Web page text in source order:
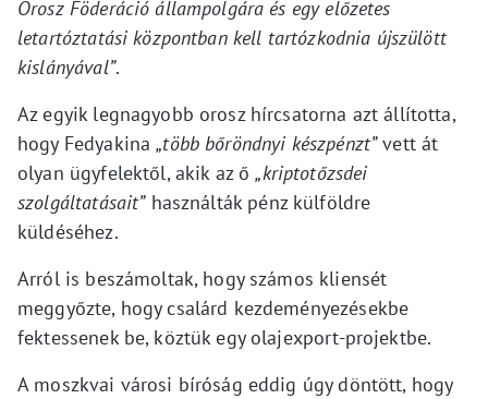
Orosz Föderáció állampolgára és egy előzetes
letartóztatási központban kell tartózkodnia újszülött
kislányával”.
Az egyik legnagyobb orosz hírcsatorna azt állította,
hogy Fedyakina„több bőröndnyi készpénzt”vett át
olyan ügyfelektől, akik az ő„kriptotőzsdei
szolgáltatásait”használták pénz külföldre
küldéséhez.
Arról is beszámoltak, hogy számos kliensét
meggyőzte, hogy csalárd kezdeményezésekbe
fektessenek be, köztük egy olajexport-projektbe.
A moszkvai városi bíróság eddig úgy döntött, hogy